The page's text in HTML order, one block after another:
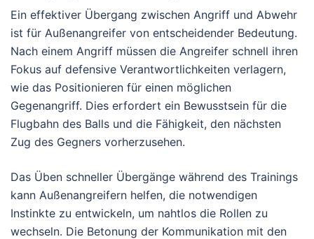
Ein effektiver Übergang zwischen Angriff und Abwehr
ist für Außenangreifer von entscheidender Bedeutung.
Nach einem Angriff müssen die Angreifer schnell ihren
Fokus auf defensive Verantwortlichkeiten verlagern,
wie das Positionieren für einen möglichen
Gegenangriff. Dies erfordert ein Bewusstsein für die
Flugbahn des Balls und die Fähigkeit, den nächsten
Zug des Gegners vorherzusehen.
Das Üben schneller Übergänge während des Trainings
kann Außenangreifern helfen, die notwendigen
Instinkte zu entwickeln, um nahtlos die Rollen zu
wechseln. Die Betonung der Kommunikation mit den